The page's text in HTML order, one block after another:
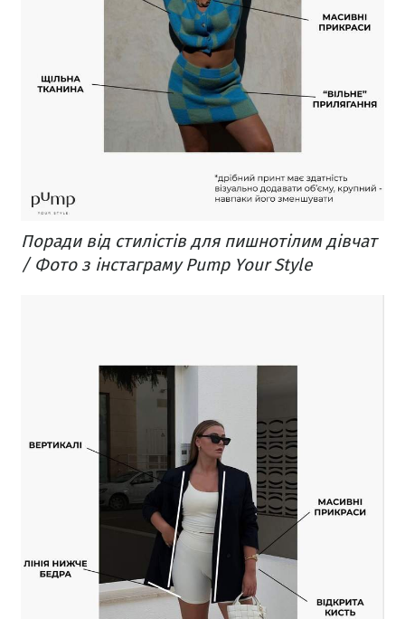
Поради від стилістів для пишнотілим дівчат
/ Фото з інстаграму Pump Your Style